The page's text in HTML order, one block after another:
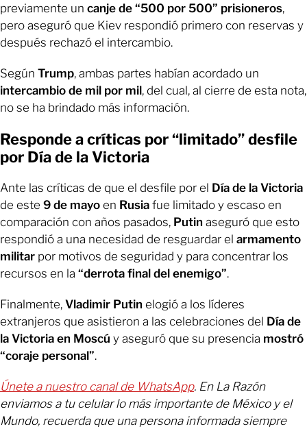
previamente un canje de “500 por 500” prisioneros,
pero aseguró que Kiev respondió primero con reservas y
después rechazó el intercambio.
Según Trump, ambas partes habían acordado un
intercambio de mil por mil, del cual, al cierre de esta nota,
no se ha brindado más información.
Responde a críticas por “limitado” desfile
por Día de la Victoria
Ante las críticas de que el desfile por el Día de la Victoria
de este 9 de mayo en Rusia fue limitado y escaso en
comparación con años pasados, Putin aseguró que esto
respondió a una necesidad de resguardar el armamento
militar por motivos de seguridad y para concentrar los
recursos en la “derrota final del enemigo”.
Finalmente, Vladimir Putin elogió a los líderes
extranjeros que asistieron a las celebraciones del Día de
la Victoria en Moscú y aseguró que su presencia mostró
“coraje personal”.
Únete a nuestro canal de WhatsApp. En La Razón
enviamos a tu celular lo más importante de México y el
Mundo, recuerda que una persona informada siempre